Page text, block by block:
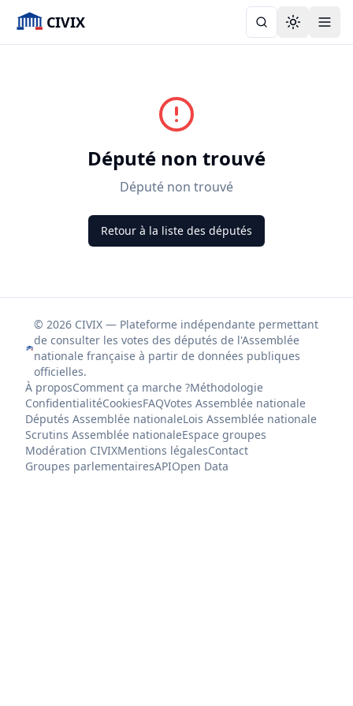
CIVIX Toggle
Député non trouvé
Député non trouvé
Retour à la liste des députés
© 2026 CIVIX — Plateforme indépendante permettant
de consulter les votes des députés de l'Assemblée
nationale française à partir de données publiques
officielles.
À proposComment ça marche ?Méthodologie
ConfidentialitéCookiesFAQVotes Assemblée nationale
Députés Assemblée nationaleLois Assemblée nationale
Scrutins Assemblée nationaleEspace groupes
Modération CIVIXMentions légalesContact
Groupes parlementairesAPIOpen Data